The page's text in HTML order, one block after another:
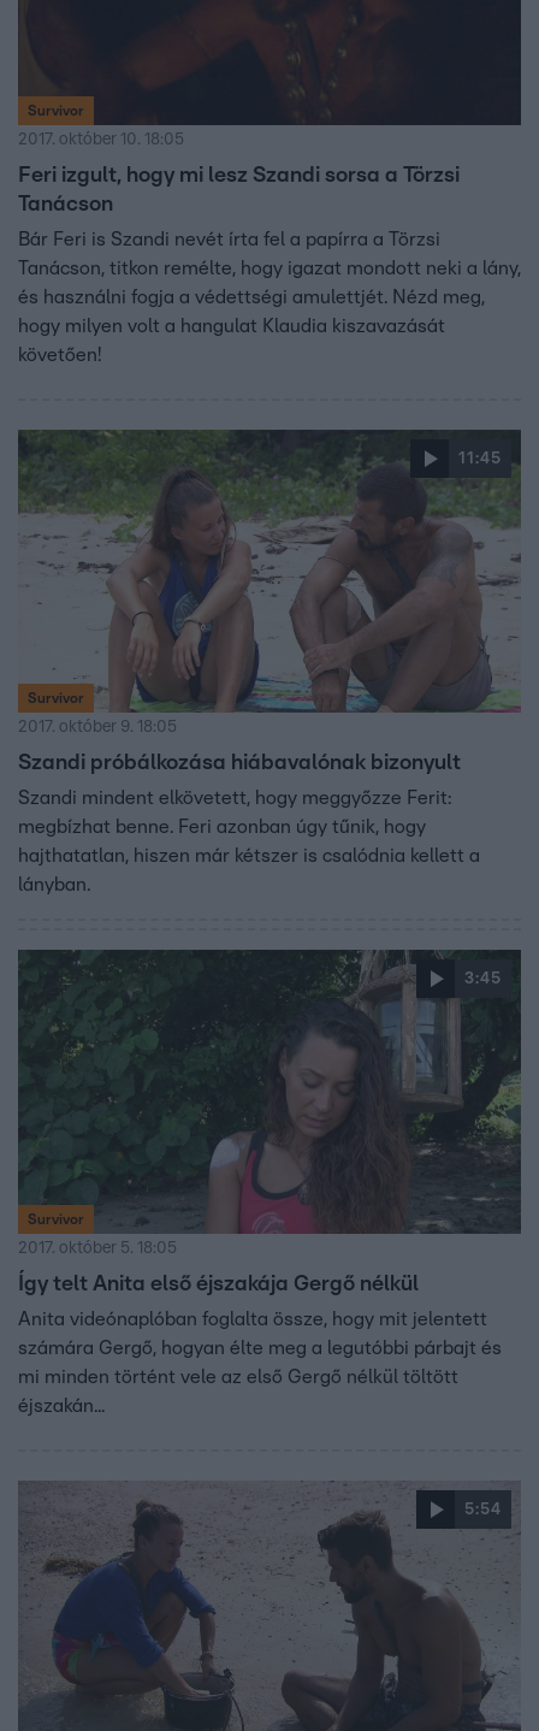
Survivor
2017. október 10. 18:05
Feri izgult, hogy mi lesz Szandi sorsa a Törzsi
Tanácson
Bár Feri is Szandi nevét írta fel a papírra a Törzsi
Tanácson, titkon remélte, hogy igazat mondott neki a lány,
és használni fogja a védettségi amulettjét. Nézd meg,
hogy milyen volt a hangulat Klaudia kiszavazását
követően!
11:45
Survivor
2017. október 9. 18:05
Szandi próbálkozása hiábavalónak bizonyult
Szandi mindent elkövetett, hogy meggyőzze Ferit:
megbízhat benne. Feri azonban úgy tűnik, hogy
hajthatatlan, hiszen már kétszer is csalódnia kellett a
lányban.
3:45
Survivor
2017. október 5. 18:05
Így telt Anita első éjszakája Gergő nélkül
Anita videónaplóban foglalta össze, hogy mit jelentett
számára Gergő, hogyan élte meg a legutóbbi párbajt és
mi minden történt vele az első Gergő nélkül töltött
éjszakán...
5:54